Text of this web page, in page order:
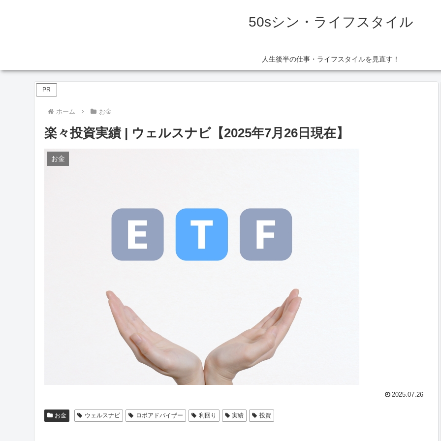
50sシン・ライフスタイル
人生後半の仕事・ライフスタイルを見直す！
PR
ホーム お金
楽々投資実績 | ウェルスナビ【2025年7月26日現在】
お金
2025.07.26
お金 ウェルスナビ ロボアドバイザー 利回り 実績 投資